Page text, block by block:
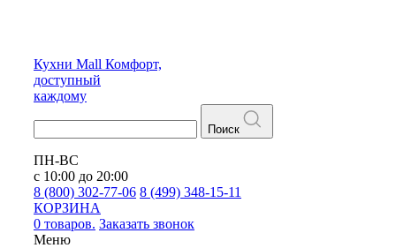
Кухни Mall Комфорт,
доступный
каждому
Поиск
ПН-ВС
с 10:00 до 20:00
8 (800) 302-77-06 8 (499) 348-15-11
КОРЗИНА
0 товаров. Заказать звонок
Меню